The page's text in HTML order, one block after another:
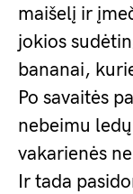
maišelį ir
jokios
bananai,
Po savaitės
nebeimu
vakarienės
Ir tada